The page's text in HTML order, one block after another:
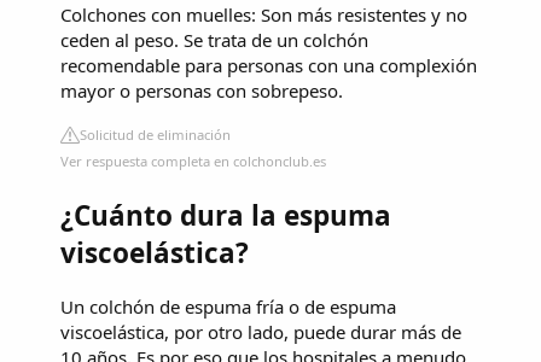
Colchones con muelles: Son más resistentes y no
ceden al peso. Se trata de un colchón
recomendable para personas con una complexión
mayor o personas con sobrepeso.
Solicitud de eliminación
Ver respuesta completa en colchonclub.es
¿Cuánto dura la espuma
viscoelástica?
Un colchón de espuma fría o de espuma
viscoelástica, por otro lado, puede durar más de
10 años. Es por eso que los hospitales a menudo